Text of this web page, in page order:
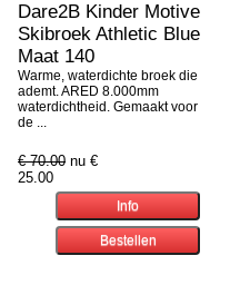
Dare2B Kinder Motive
Skibroek Athletic Blue
Maat 140
Warme, waterdichte broek die
ademt. ARED 8.000mm
waterdichtheid. Gemaakt voor
de ...
€ 70.00 nu €
25.00